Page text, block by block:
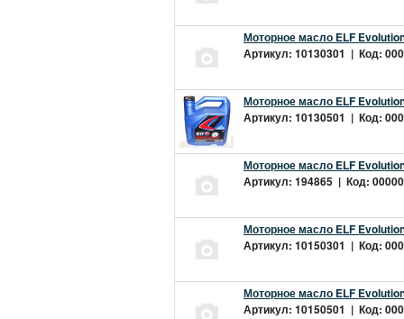
Моторное масло ELF
Артикул: 10130301 | Код:
Моторное масло ELF
Артикул: 10130501 | Код:
Моторное масло ELF
Артикул: 194865 | Код:
Моторное масло ELF
Артикул: 10150301 | Код:
Моторное масло ELF
Артикул: 10150501 | Код: